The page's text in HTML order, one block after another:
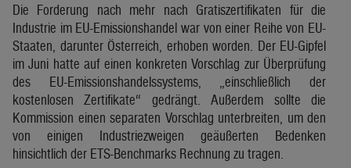
Die Forderung nach mehr nach Gratiszertifikaten für die
Industrie im EU-Emissionshandel war von einer Reihe von EU-
Staaten, darunter Österreich, erhoben worden. Der EU-Gipfel
im Juni hatte auf einen konkreten Vorschlag zur Überprüfung
des EU-Emissionshandelssystems, „einschließlich der
kostenlosen Zertifikate“ gedrängt. Außerdem sollte die
Kommission einen separaten Vorschlag unterbreiten, um den
von einigen Industriezweigen geäußerten Bedenken
hinsichtlich der ETS-Benchmarks Rechnung zu tragen.